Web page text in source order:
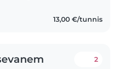
13,00 €/tunnis
2